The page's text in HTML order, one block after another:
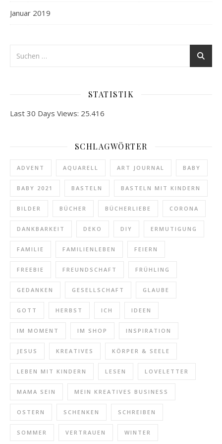
Januar 2019
STATISTIK
Last 30 Days Views: 25.416
SCHLAGWÖRTER
ADVENT AQUARELL ART JOURNAL BABY
BABY 2021 BASTELN BASTELN MIT KINDERN
BILDER BÜCHER BÜCHERLIEBE CORONA
DANKBARKEIT DEKO DIY ERMUTIGUNG
FAMILIE FAMILIENLEBEN FEIERN
FREEBIE FREUNDSCHAFT FRÜHLING
GEDANKEN GESELLSCHAFT GLAUBE
GOTT HERBST ICH IDEEN
IM MOMENT IM SHOP INSPIRATION
JESUS KREATIVES KÖRPER & SEELE
LEBEN MIT KINDERN LESEN LOVELETTER
MAMA SEIN MEIN KREATIVES BUSINESS
OSTERN SCHENKEN SCHREIBEN
SOMMER VERTRAUEN WINTER